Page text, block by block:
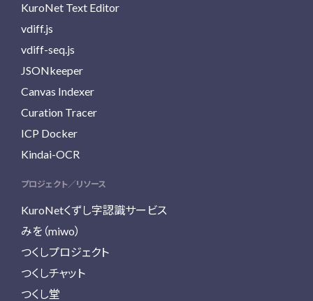
KuroNet Text Editor
vdiff.js
vdiff-seq.js
JSONkeeper
Canvas Indexer
Curation Tracer
ICP Docker
Kindai-OCR
プロジェクト／リソース
KuroNetくずし字認識サービス
みを（miwo）
つくしプロジェクト
つくしチャット
つくし堂